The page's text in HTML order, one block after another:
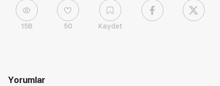
15B 50 Kaydet
Yorumlar